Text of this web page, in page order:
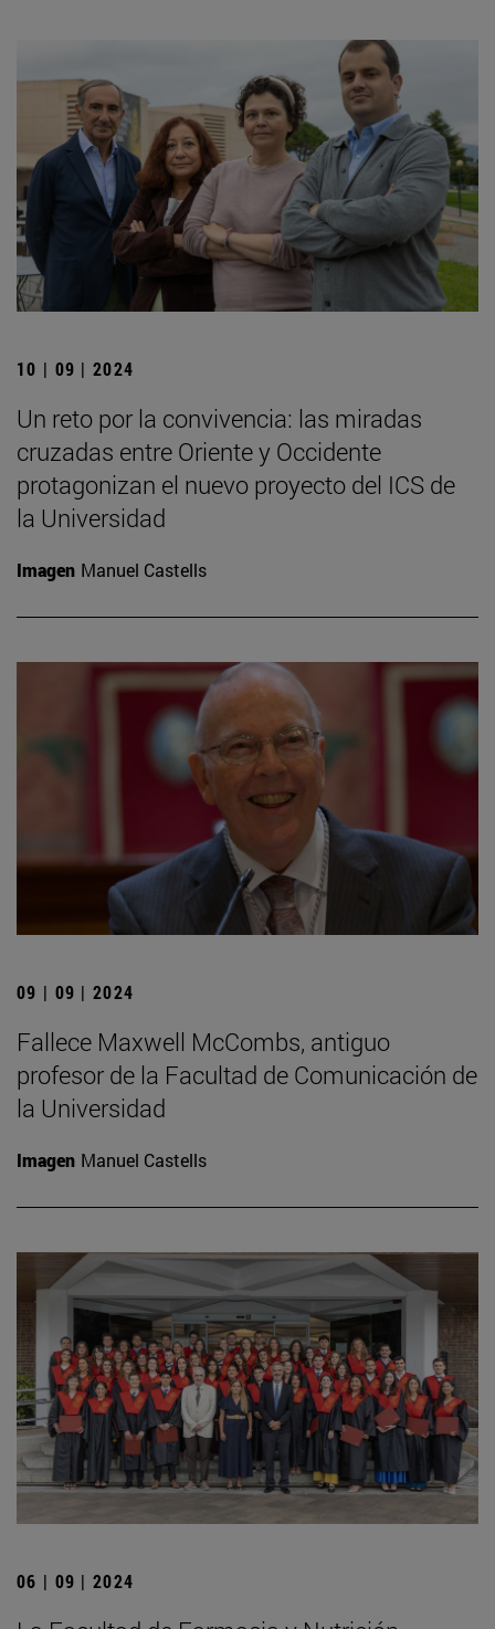
10 | 09 | 2024
Un reto por la convivencia: las miradas
cruzadas entre Oriente y Occidente
protagonizan el nuevo proyecto del ICS de
la Universidad
Imagen Manuel Castells
09 | 09 | 2024
Fallece Maxwell McCombs, antiguo
profesor de la Facultad de Comunicación de
la Universidad
Imagen Manuel Castells
06 | 09 | 2024